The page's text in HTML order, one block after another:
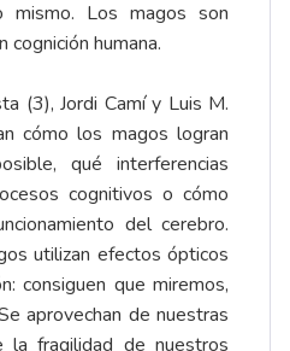
mismo. Los magos son
humana.
(3), Jordi Camí y Luis M.
cómo los magos logran
qué interferencias
cognitivos o cómo
del cerebro.
utilizan efectos ópticos
consiguen que miremos,
aprovechan de nuestras
la fragilidad de nuestros